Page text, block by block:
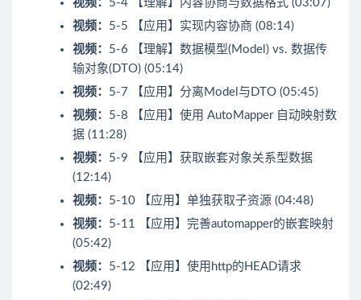
视频： 5-4 【理解】内容协商与数据格式 (03:07)
视频： 5-5 【应用】实现内容协商 (08:14)
视频： 5-6 【理解】数据模型(Model) vs. 数据传
输对象(DTO) (05:14)
视频： 5-7 【应用】分离Model与DTO (05:45)
视频： 5-8 【应用】使用 AutoMapper 自动映射数
据 (11:28)
视频： 5-9 【应用】获取嵌套对象关系型数据
(12:14)
视频： 5-10 【应用】单独获取子资源 (04:48)
视频： 5-11 【应用】完善automapper的嵌套映射
(05:42)
视频： 5-12 【应用】使用http的HEAD请求
(02:49)